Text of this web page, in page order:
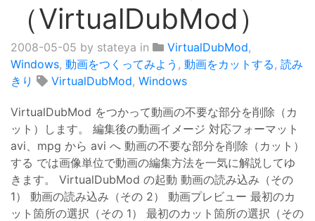
（VirtualDubMod）
2008-05-05 by stateya in VirtualDubMod,
Windows, 動画をつくってみよう , 動画をカットする, 読み
きり
VirtualDubMod, Windows
VirtualDubMod をつかって動画の不要な部分を削除（カ
ット）します。 編集後の動画イメージ 対応フォーマット
avi、mpg から avi へ 動画の不要な部分を削除（カット）
する では画像単位で動画の編集方法を一気に解説してゆ
きます。 VirtualDubMod の起動 動画の読み込み（その
1） 動画の読み込み（その 2） 動画プレビュー 最初のカ
ット箇所の選択（その 1） 最初のカット箇所の選択（その